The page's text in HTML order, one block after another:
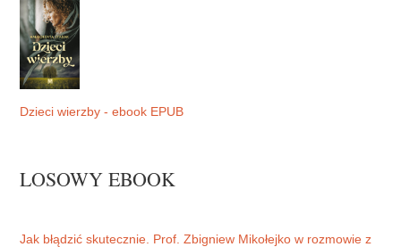
Dzieci wierzby - ebook EPUB
LOSOWY EBOOK
Jak błądzić skutecznie. Prof. Zbigniew Mikołejko w rozmowie z